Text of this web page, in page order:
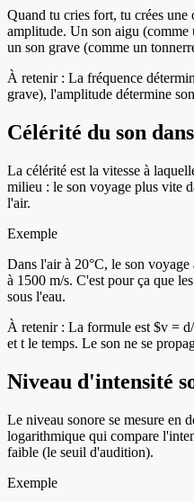
Quand tu cries fort, tu crées une
amplitude. Un son aigu (comme
un son grave (comme un
À retenir : La fréquence
grave), l'amplitude détermine
Célérité du son
La célérité est la vitesse à
milieu : le son voyage plus vite
l'air.
Exemple
Dans l'air à 20°C, le son
à 1500 m/s. C'est pour ça que
sous l'eau.
À retenir : La formule est $v =
et t le temps. Le son ne se
Niveau d'intensité
Le niveau sonore se mesure en
logarithmique qui compare
faible (le seuil d'audition).
Exemple